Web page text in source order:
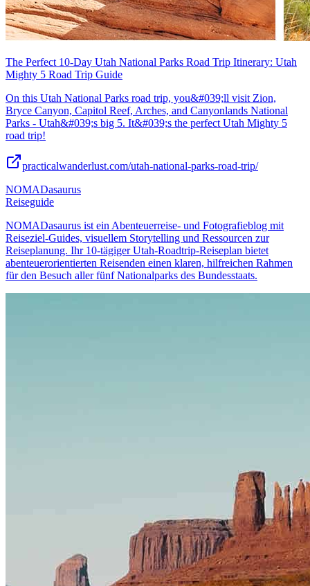
The Perfect 10-Day Utah National Parks Road Trip Itinerary: Utah
Mighty 5 Road Trip Guide
On this Utah National Parks road trip, you&#039;ll visit Zion,
Bryce Canyon, Capitol Reef, Arches, and Canyonlands National
Parks - Utah&#039;s big 5. It&#039;s the perfect Utah Mighty 5
road trip!
practicalwanderlust.com/utah-national-parks-road-trip/
NOMADasaurus
Reiseguide
NOMADasaurus ist ein Abenteuerreise- und Fotografieblog mit
Reiseziel-Guides, visuellem Storytelling und Ressourcen zur
Reiseplanung. Ihr 10-tägiger Utah-Roadtrip-Reiseplan bietet
abenteuerorientierten Reisenden einen klaren, hilfreichen Rahmen
für den Besuch aller fünf Nationalparks des Bundesstaats.